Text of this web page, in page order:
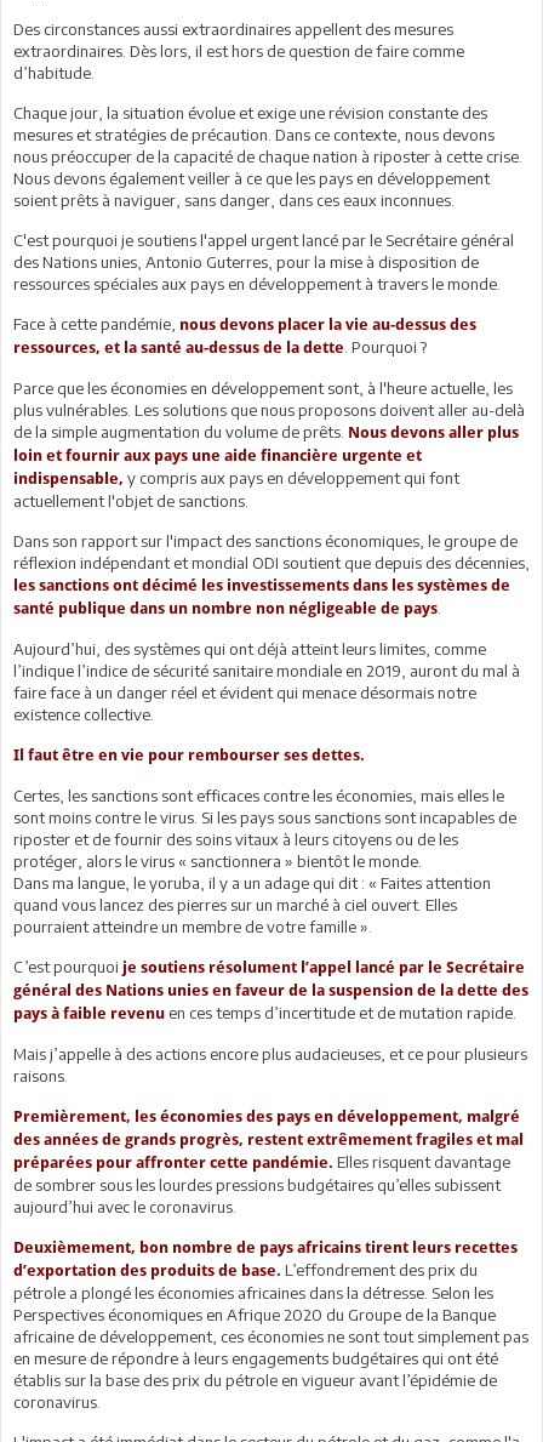
Des circonstances aussi extraordinaires appellent des mesures
extraordinaires. Dès lors, il est hors de question de faire comme
d’habitude.
Chaque jour, la situation évolue et exige une révision constante des
mesures et stratégies de précaution. Dans ce contexte, nous devons
nous préoccuper de la capacité de chaque nation à riposter à cette crise.
Nous devons également veiller à ce que les pays en développement
soient prêts à naviguer, sans danger, dans ces eaux inconnues.
C'est pourquoi je soutiens l'appel urgent lancé par le Secrétaire général
des Nations unies, Antonio Guterres, pour la mise à disposition de
ressources spéciales aux pays en développement à travers le monde.
Face à cette pandémie, nous devons placer la vie au-dessus des
ressources, et la santé au-dessus de la dette . Pourquoi ?
Parce que les économies en développement sont, à l'heure actuelle, les
plus vulnérables. Les solutions que nous proposons doivent aller au-delà
de la simple augmentation du volume de prêts. Nous devons aller plus
loin et fournir aux pays une aide financière urgente et
indispensable, y compris aux pays en développement qui font
actuellement l'objet de sanctions.
Dans son rapport sur l'impact des sanctions économiques, le groupe de
réflexion indépendant et mondial ODI soutient que depuis des décennies,
les sanctions ont décimé les investissements dans les systèmes de
santé publique dans un nombre non négligeable de pays
Aujourd’hui, des systèmes qui ont déjà atteint leurs limites, comme
l’indique l’indice de sécurité sanitaire mondiale en 2019, auront du mal à
faire face à un danger réel et évident qui menace désormais notre
existence collective.
Il faut être en vie pour rembourser ses dettes.
Certes, les sanctions sont efficaces contre les économies, mais elles le
sont moins contre le virus. Si les pays sous sanctions sont incapables de
riposter et de fournir des soins vitaux à leurs citoyens ou de les
protéger, alors le virus « sanctionnera » bientôt le monde.
Dans ma langue, le yoruba, il y a un adage qui dit : « Faites attention
quand vous lancez des pierres sur un marché à ciel ouvert. Elles
pourraient atteindre un membre de votre famille ».
C’est pourquoi je soutiens résolument l’appel lancé par le Secrétaire
général des Nations unies en faveur de la suspension de la dette des
pays à faible revenu en ces temps d’incertitude et de mutation rapide.
Mais j’appelle à des actions encore plus audacieuses, et ce pour plusieurs
raisons.
Premièrement, les économies des pays en développement, malgré
des années de grands progrès, restent extrêmement fragiles et mal
préparées pour affronter cette pandémie. Elles risquent davantage
de sombrer sous les lourdes pressions budgétaires qu’elles subissent
aujourd’hui avec le coronavirus.
Deuxièmement, bon nombre de pays africains tirent leurs recettes
d’exportation des produits de base. L’effondrement des prix du
pétrole a plongé les économies africaines dans la détresse. Selon les
Perspectives économiques en Afrique 2020 du Groupe de la Banque
africaine de développement, ces économies ne sont tout simplement pas
en mesure de répondre à leurs engagements budgétaires qui ont été
établis sur la base des prix du pétrole en vigueur avant l’épidémie de
coronavirus.